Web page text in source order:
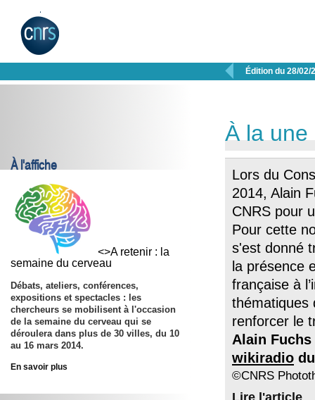
 Édition du 28/02/
À l'affiche
<>A retenir : la
semaine du cerveau
Débats, ateliers, conférences,
expositions et spectacles : les
chercheurs se mobilisent à l'occasion
de la semaine du cerveau qui se
déroulera dans plus de 30 villes, du 10
au 16 mars 2014.
En savoir plus
À la une
Lors du
2014, Alain
CNRS pour
Pour cette
s'est donné
la présence
française à
thématiques
renforcer le
Alain
wikiradio
©CNRS
Lire l'article